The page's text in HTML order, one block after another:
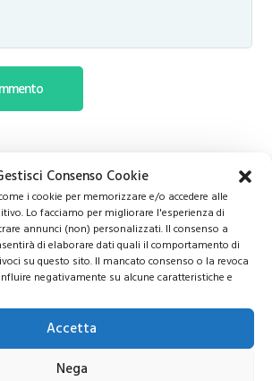
Consenso Cookie
i cookie per memorizzare e/o accedere alle
Lo facciamo per migliorare l'esperienza di
annunci (non) personalizzati. Il consenso a
di elaborare dati quali il comportamento di
su questo sito. Il mancato consenso o la revoca
negativamente su alcune caratteristiche e
Accetta
Nega